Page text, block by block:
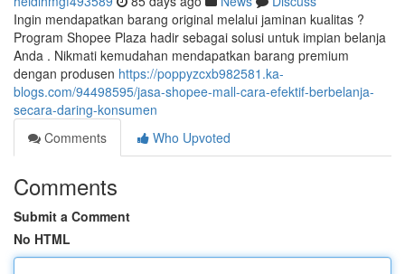
Ingin mendapatkan barang original melalui jaminan kualitas ?
Program Shopee Plaza hadir sebagai solusi untuk impian belanja
Anda . Nikmati kemudahan mendapatkan barang premium
dengan produsen https://poppyzcxb982581.ka-
blogs.com/94498595/jasa-shopee-mall-cara-efektif-berbelanja-
secara-daring-konsumen
Comments
Who Upvoted
Comments
Submit a Comment
No HTML